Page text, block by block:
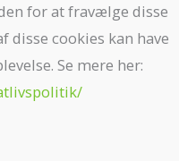
for at fravælge disse
disse cookies kan have
Se mere her: